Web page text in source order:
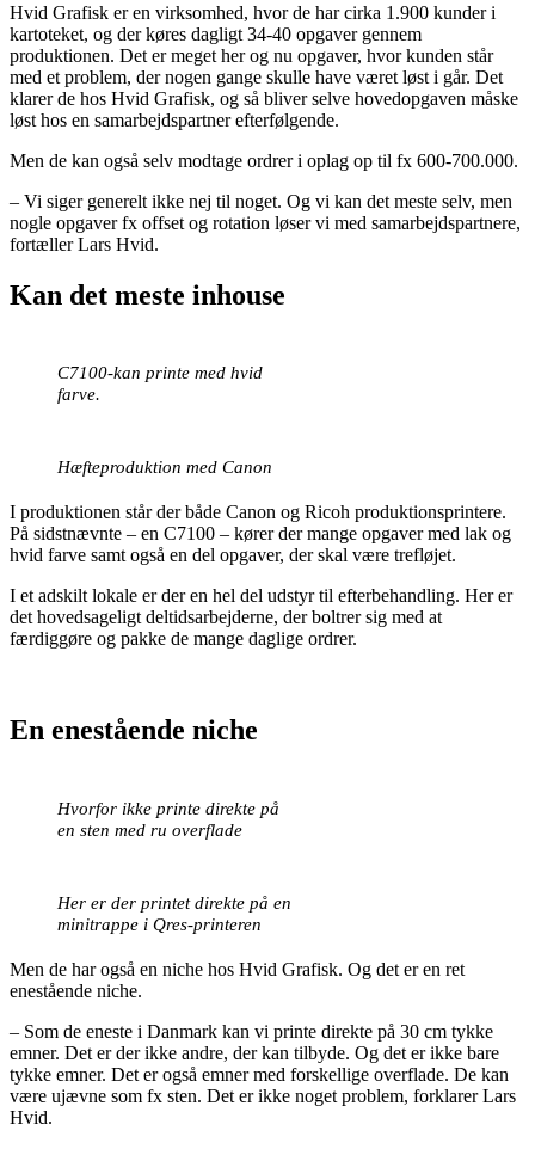
Hvid Grafisk er en virksomhed, hvor de har cirka 1.900 kunder i
kartoteket, og der køres dagligt 34-40 opgaver gennem
produktionen. Det er meget her og nu opgaver, hvor kunden står
med et problem, der nogen gange skulle have været løst i går. Det
klarer de hos Hvid Grafisk, og så bliver selve hovedopgaven måske
løst hos en samarbejdspartner efterfølgende.
Men de kan også selv modtage ordrer i oplag op til fx 600-700.000.
– Vi siger generelt ikke nej til noget. Og vi kan det meste selv, men
nogle opgaver fx offset og rotation løser vi med samarbejdspartnere,
fortæller Lars Hvid.
Kan det meste inhouse
C7100-kan printe med hvid
farve.
Hæfteproduktion med Canon
I produktionen står der både Canon og Ricoh produktionsprintere.
På sidstnævnte – en C7100 – kører der mange opgaver med lak og
hvid farve samt også en del opgaver, der skal være trefløjet.
I et adskilt lokale er der en hel del udstyr til efterbehandling. Her er
det hovedsageligt deltidsarbejderne, der boltrer sig med at
færdiggøre og pakke de mange daglige ordrer.
En enestående niche
Hvorfor ikke printe direkte på
en sten med ru overflade
Her er der printet direkte på en
minitrappe i Qres-printeren
Men de har også en niche hos Hvid Grafisk. Og det er en ret
enestående niche.
– Som de eneste i Danmark kan vi printe direkte på 30 cm tykke
emner. Det er der ikke andre, der kan tilbyde. Og det er ikke bare
tykke emner. Det er også emner med forskellige overflade. De kan
være ujævne som fx sten. Det er ikke noget problem, forklarer Lars
Hvid.